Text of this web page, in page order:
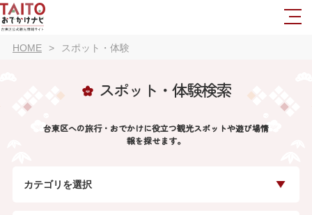
HOME スポット・体験
スポット・体験検索
台東区への旅行・おでかけに役立つ観光スポットや遊び場情
報を探せます。
カテゴリを選択